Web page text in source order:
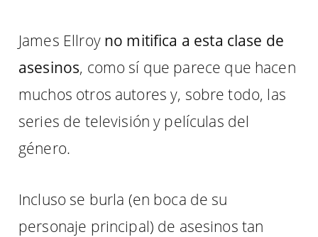
James Ellroy no mitifica a esta clase de
asesinos, como sí que parece que hacen
muchos otros autores y, sobre todo, las
series de televisión y películas del
género.
Incluso se burla (en boca de su
personaje principal) de asesinos tan